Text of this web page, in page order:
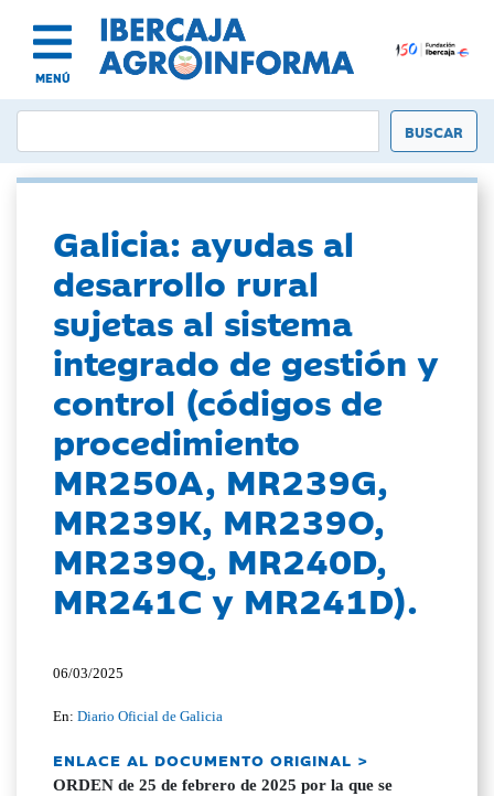
MENÚ
Galicia: ayudas al
desarrollo rural
sujetas al sistema
integrado de gestión y
control (códigos de
procedimiento
MR250A, MR239G,
MR239K, MR239O,
MR239Q, MR240D,
MR241C y MR241D).
06/03/2025
En:Diario Oficial de Galicia
ENLACE AL DOCUMENTO ORIGINAL >
ORDEN de 25 de febrero de 2025 por la que se